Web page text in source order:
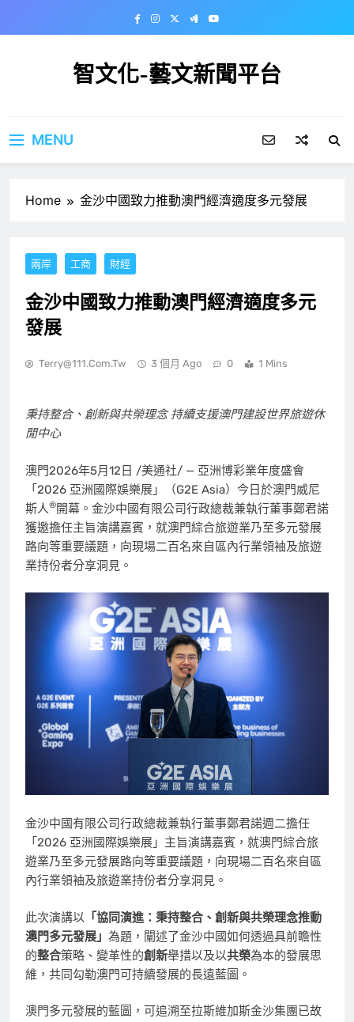
智文化-藝文新聞平台
MENU
Home 金沙中國致力推動澳門經濟適度多元發展
兩岸 工商 財經
金沙中國致力推動澳門經濟適度多元
發展
Terry@111.com.tw 3 個月 Ago 0 1 Mins
秉持整合、創新與共榮理念 持續支援澳門建設世界旅遊休
閒中心
澳門2026年5月12日 /美通社/ — 亞洲博彩業年度盛會
「2026 亞洲國際娛樂展」（G2E Asia）今日於澳門威尼
斯人®開幕。金沙中國有限公司行政總裁兼執行董事鄭君諾
獲邀擔任主旨演講嘉賓，就澳門綜合旅遊業乃至多元發展
路向等重要議題，向現場二百名來自區內行業領袖及旅遊
業持份者分享洞見。
金沙中國有限公司行政總裁兼執行董事鄭君諾週二擔任
「2026 亞洲國際娛樂展」主旨演講嘉賓，就澳門綜合旅
遊業乃至多元發展路向等重要議題，向現場二百名來自區
內行業領袖及旅遊業持份者分享洞見。
此次演講以 「協同演進：秉持整合、創新與共榮理念推動
澳門多元發展」 為題，闡述了金沙中國如何透過具前瞻性
的整合策略、變革性的創新舉措以及以共榮為本的發展思
維，共同勾勒澳門可持續發展的長遠藍圖。
澳門多元發展的藍圖，可追溯至拉斯維加斯金沙集團已故